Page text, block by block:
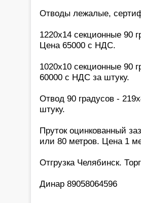
Отводы лежалые,
1220х14 секционные 90
Цена 65000 с НДС.
1020х10 секционные 90
60000 с НДС за штуку.
Отвод 90 градусов -
штуку.
Пруток оцинкованный
или 80 метров. Цена 1
Отгрузка Челябинск.
Динар 89058064596